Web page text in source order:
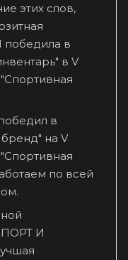
этих слов,
в
в V
в
на V
по всей
И